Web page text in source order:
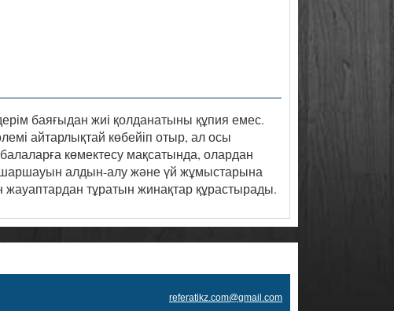
баяғыдан жиі қолданатыны құпия емес.
айтарлықтай көбейіп отыр, ал осы
балаларға көмектесу мақсатында, олардан
шаршауын алдын-алу және үй жұмыстарына
жауаптардан тұратын жинақтар құрастырады.
referatikz.com@gmail.com